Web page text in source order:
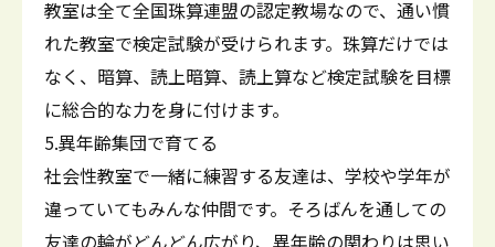
教室は全て全国珠算連盟の認定教場なので、通い慣
れた教室で検定試験が受けられます。珠算だけでは
なく、暗算、読上暗算、読上算など検定試験を目標
に総合的な力を身に付けます。
5.異年齢集団で育てる
社会性教室で一緒に練習する友達は、学校や学年が
違っていてもみんな仲間です。そろばんを通しての
友達の輪がどんどん広がり、異年齢の関わりは思い